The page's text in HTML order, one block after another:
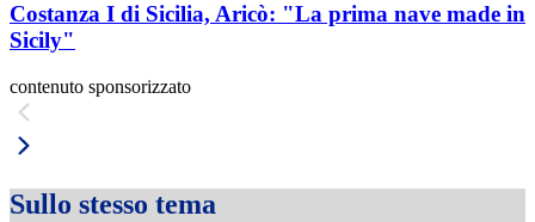
Costanza I di Sicilia, Aricò: "La prima nave made in
Sicily"
contenuto sponsorizzato
Sullo stesso tema